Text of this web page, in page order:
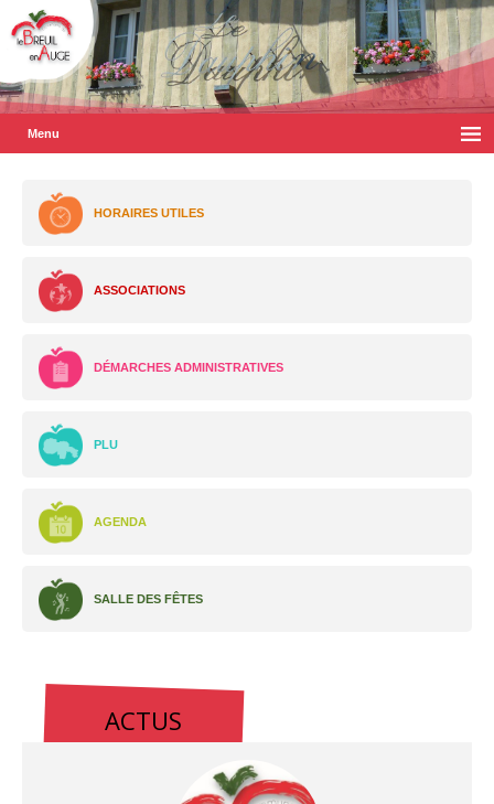
Menu
HORAIRES UTILES
ASSOCIATIONS
DÉMARCHES ADMINISTRATIVES
PLU
AGENDA
SALLE DES FÊTES
ACTUS